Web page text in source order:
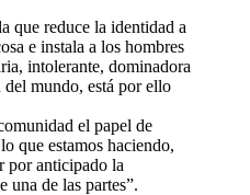
que reduce la identidad a
e instala a los hombres
intolerante, dominadora
mundo, está por ello
el papel de
que estamos haciendo,
por anticipado la
una de las partes”.